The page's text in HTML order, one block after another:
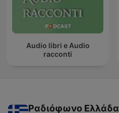
Audio libri e Audio
racconti
Ραδιόφωνο Ελλάδα